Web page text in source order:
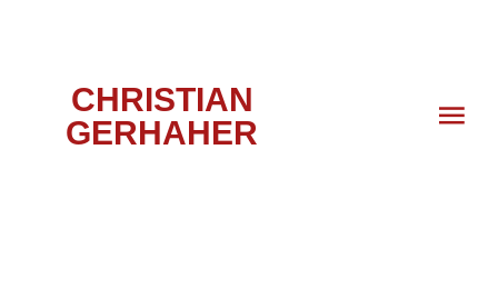
CHRISTIAN
GERHAHER